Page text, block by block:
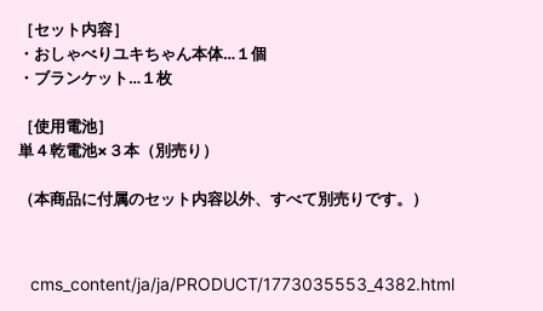
［セット内容］
・おしゃべりユキちゃん本体…１個
・ブランケット…１枚
［使用電池］
単４乾電池×３本（別売り）
（本商品に付属のセット内容以外、すべて別売りです。）
cms_content/ja/ja/PRODUCT/1773035553_4382.html